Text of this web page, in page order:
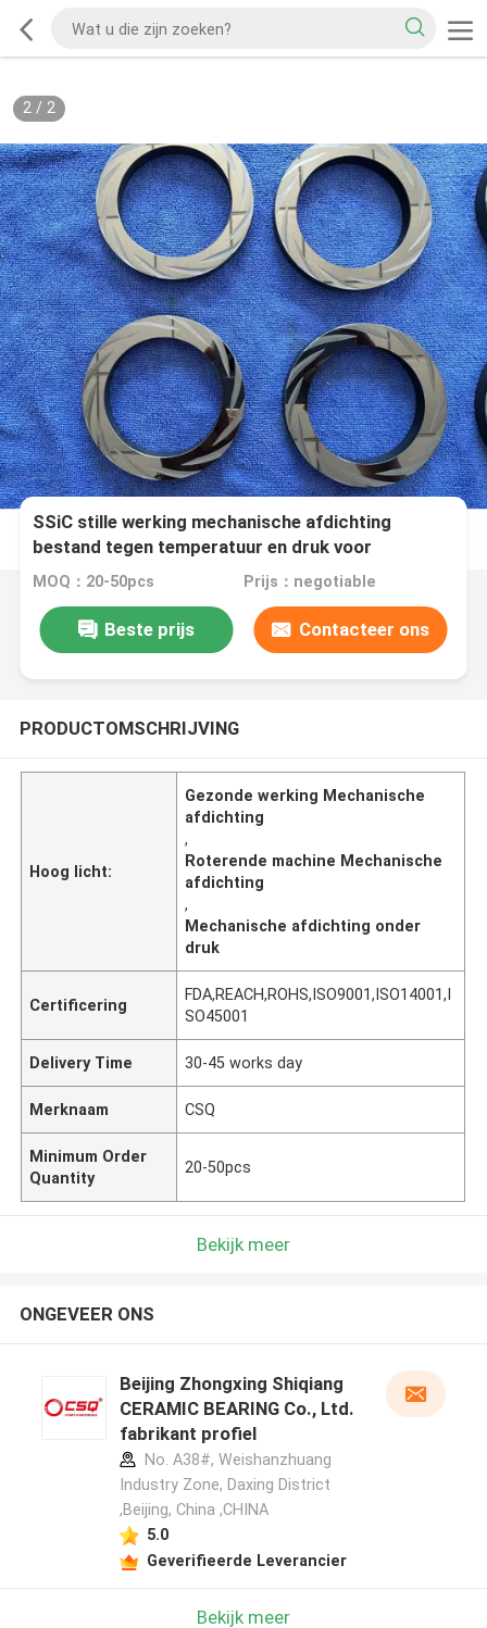
2/ 2
SSiC stille werking mechanische afdichting
bestand tegen temperatuur en druk voor
roterende machine
MOQ：20-50pcs Prijs：negotiable
Beste prijs Contacteer ons
PRODUCTOMSCHRIJVING
Hoog licht:
Gezonde werking Mechanische
afdichting
,
Roterende machine Mechanische
afdichting
,
Mechanische afdichting onder
druk
Certificering
FDA,REACH,ROHS,ISO9001,ISO14001,I
SO45001
Delivery Time 30-45 works day
Merknaam CSQ
Minimum Order
Quantity
20-50pcs
Bekijk meer
ONGEVEER ONS
Beijing Zhongxing Shiqiang
CERAMIC BEARING Co., Ltd.
fabrikant profiel
No. A38#, Weishanzhuang
Industry Zone, Daxing District
,Beijing, China ,CHINA
5.0
Geverifieerde Leverancier
Bekijk meer